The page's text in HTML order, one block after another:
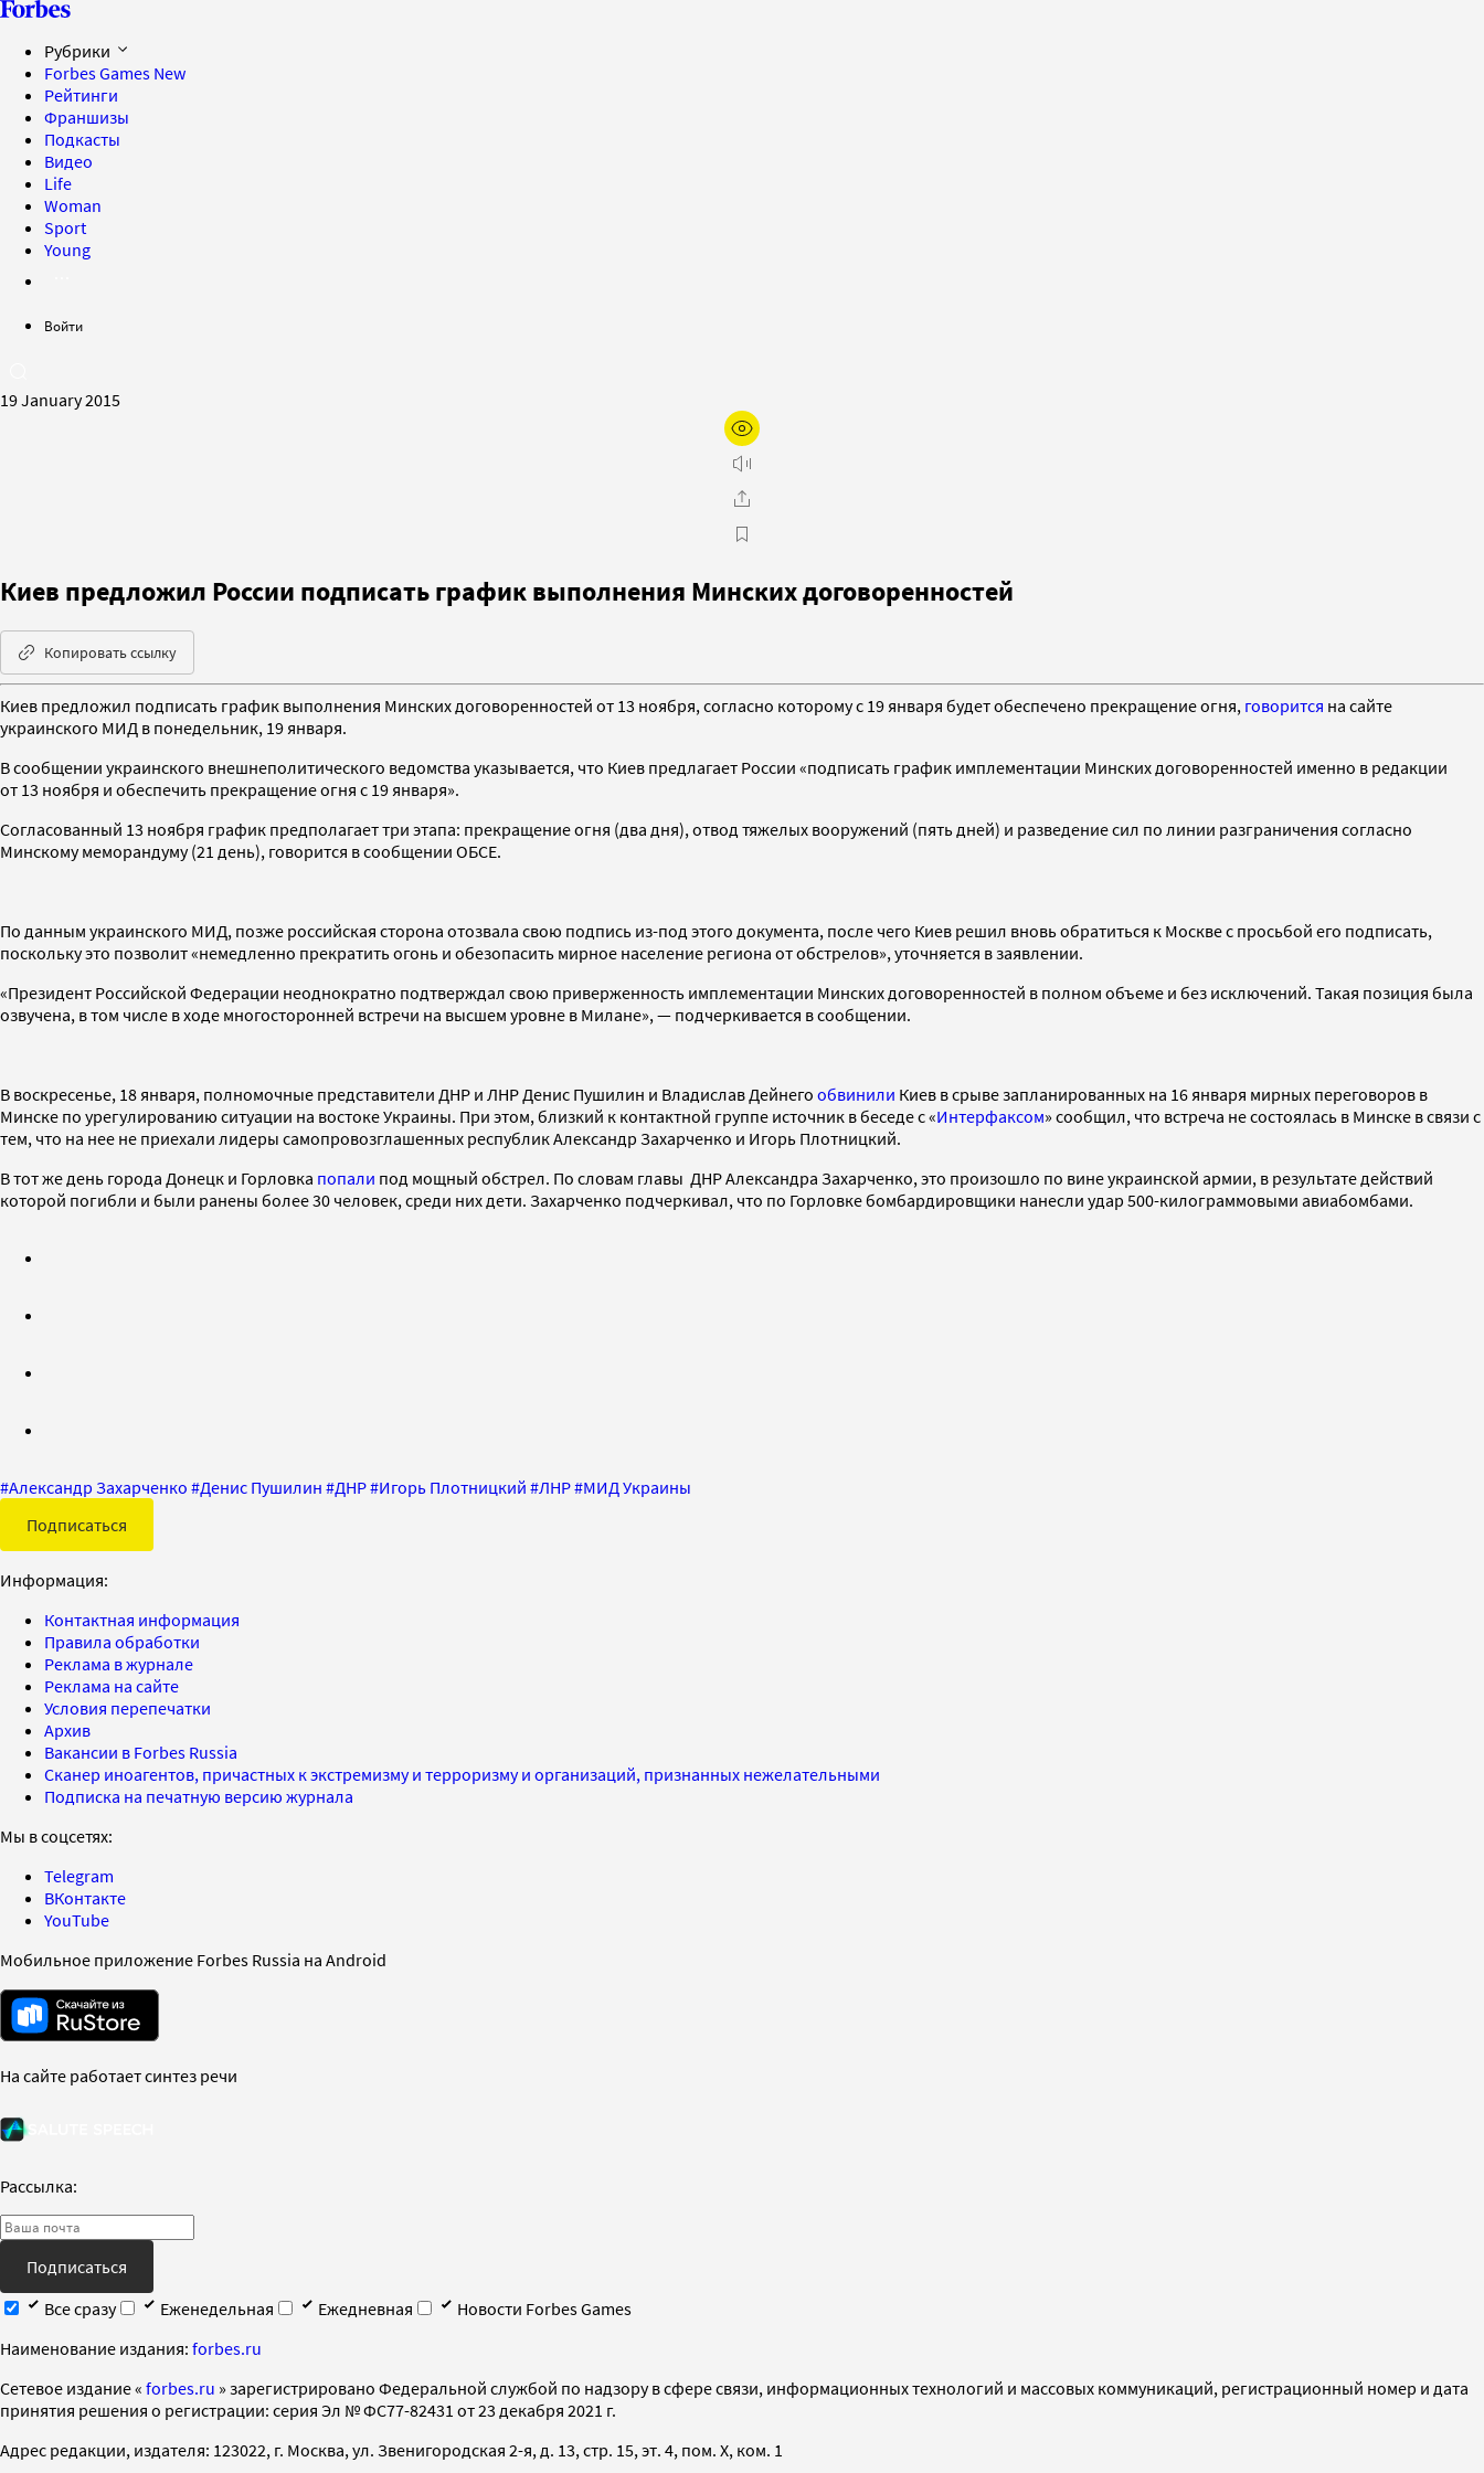
Рубрики
Forbes Games New
Рейтинги
Франшизы
Подкасты
Видео
Life
Woman
Sport
Young
Войти
19 January 2015
Киев предложил России подписать график выполнения Минских договоренностей
Копировать ссылку
Киев предложил подписать график выполнения Минских договоренностей от 13 ноября, согласно которому с 19 января будет обеспечено прекращение огня, говорится на сайте
украинского МИД в понедельник, 19 января.
В сообщении украинского внешнеполитического ведомства указывается, что Киев предлагает России «подписать график имплементации Минских договоренностей именно в редакции
от 13 ноября и обеспечить прекращение огня с 19 января».
Согласованный 13 ноября график предполагает три этапа: прекращение огня (два дня), отвод тяжелых вооружений (пять дней) и разведение сил по линии разграничения согласно
Минскому меморандуму (21 день), говорится в сообщении ОБСЕ.
По данным украинского МИД, позже российская сторона отозвала свою подпись из-под этого документа, после чего Киев решил вновь обратиться к Москве с просьбой его подписать,
поскольку это позволит «немедленно прекратить огонь и обезопасить мирное население региона от обстрелов», уточняется в заявлении.
«Президент Российской Федерации неоднократно подтверждал свою приверженность имплементации Минских договоренностей в полном объеме и без исключений. Такая позиция была
озвучена, в том числе в ходе многосторонней встречи на высшем уровне в Милане», — подчеркивается в сообщении.
В воскресенье, 18 января, полномочные представители ДНР и ЛНР Денис Пушилин и Владислав Дейнего обвинили Киев в срыве запланированных на 16 января мирных переговоров в
Минске по урегулированию ситуации на востоке Украины. При этом, близкий к контактной группе источник в беседе с «Интерфаксом» сообщил, что встреча не состоялась в Минске в связи с
тем, что на нее не приехали лидеры самопровозглашенных республик Александр Захарченко и Игорь Плотницкий.
В тот же день города Донецк и Горловка попали под мощный обстрел. По словам главы ДНР Александра Захарченко, это произошло по вине украинской армии, в результате действий
которой погибли и были ранены более 30 человек, среди них дети. Захарченко подчеркивал, что по Горловке бомбардировщики нанесли удар 500-килограммовыми авиабомбами.
#Александр Захарченко #Денис Пушилин #ДНР#Игорь Плотницкий #ЛНР#МИД Украины
Подписаться
Информация:
Контактная информация
Правила обработки
Реклама в журнале
Реклама на сайте
Условия перепечатки
Архив
Вакансии в Forbes Russia
Сканер иноагентов, причастных к экстремизму и терроризму и организаций, признанных нежелательными
Подписка на печатную версию журнала
Мы в соцсетях:
Telegram
ВКонтакте
YouTube
Мобильное приложение Forbes Russia на Android
На сайте работает синтез речи
Рассылка:
Подписаться
Все сразу
Еженедельная Ежедневная
Новости Forbes Games
Наименование издания: forbes.ru
Cетевое издание « forbes.ru » зарегистрировано Федеральной службой по надзору в сфере связи, информационных технологий и массовых коммуникаций, регистрационный номер и дата
принятия решения о регистрации: серия Эл № ФС77-82431 от 23 декабря 2021 г.
Адрес редакции, издателя: 123022, г. Москва, ул. Звенигородская 2-я, д. 13, стр. 15, эт. 4, пом. X, ком. 1